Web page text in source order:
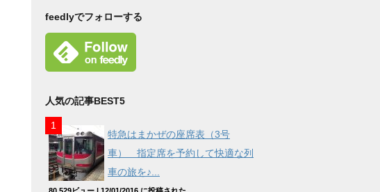
feedlyでフォローする
人気の記事BEST5
特急はまかぜの座席表（3号
車） 指定席を予約して快適な列
車の旅を♪...